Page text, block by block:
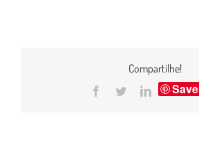
Compartilhe!
Facebook
TwitterLinkedIn
Save